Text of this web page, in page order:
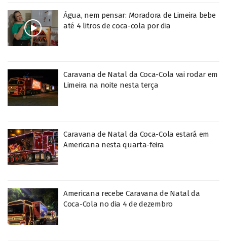
Água, nem pensar: Moradora de Limeira bebe
até 4 litros de coca-cola por dia
Caravana de Natal da Coca-Cola vai rodar em
Limeira na noite nesta terça
Caravana de Natal da Coca-Cola estará em
Americana nesta quarta-feira
Americana recebe Caravana de Natal da
Coca-Cola no dia 4 de dezembro